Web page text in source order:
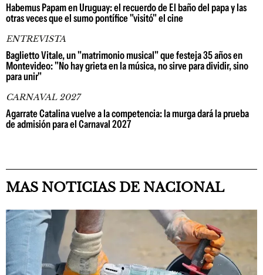
Habemus Papam en Uruguay: el recuerdo de El baño del papa y las
otras veces que el sumo pontífice "visitó" el cine
ENTREVISTA
Baglietto Vitale, un "matrimonio musical" que festeja 35 años en
Montevideo: "No hay grieta en la música, no sirve para dividir, sino
para unir"
CARNAVAL 2027
Agarrate Catalina vuelve a la competencia: la murga dará la prueba
de admisión para el Carnaval 2027
MAS NOTICIAS DE NACIONAL